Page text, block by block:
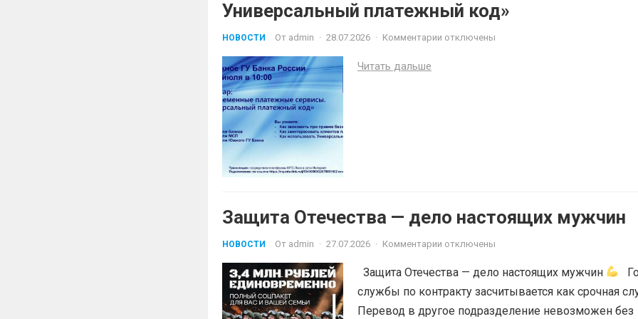
Универсальный платежный код»
НОВОСТИ От admin · 28.07.2026 · Комментарии отключены
Читать дальше
Защита Отечества — дело настоящих мужчин
НОВОСТИ От admin · 27.07.2026 · Комментарии отключены
Защита Отечества — дело настоящих мужчин
службы по контракту засчитывается как срочная
Перевод в другое подразделение невозможен без